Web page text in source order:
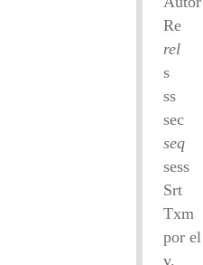
Re
rel
s
seq
por